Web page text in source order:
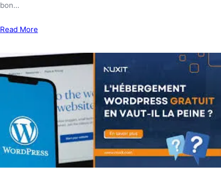
bon…
Read More